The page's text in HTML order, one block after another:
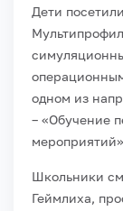
Дети
одном из
– «Обучение
Школьники
Геймлиха,